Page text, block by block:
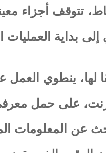
تتوقف أجزاء
إلى بداية العمليات
لها، ينطوي العمل
على حمل
عن المعلومات